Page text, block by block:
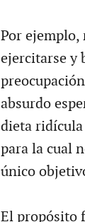
Por ejemplo,
ejercitarse y
absurdo
dieta
para la cual
único
El propósito